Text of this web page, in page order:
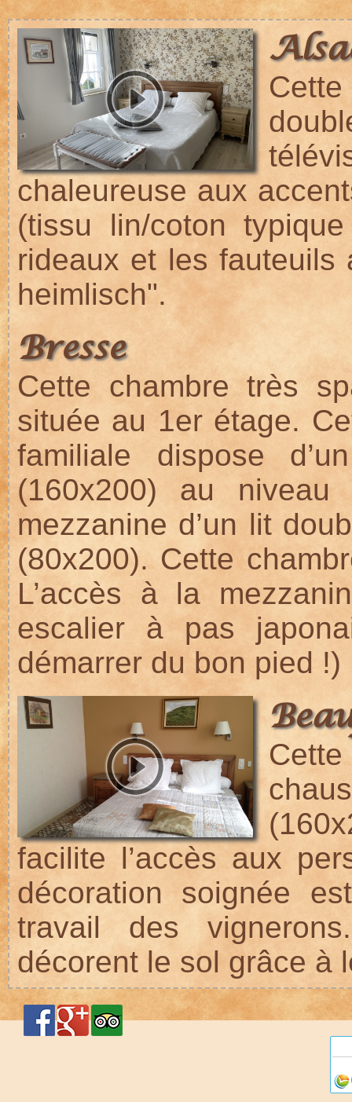
chaleureuse aux
(tissu lin/coton
rideaux et les fauteuils
heimlisch".
Bresse
Cette chambre très
située au 1er étage.
familiale dispose
(160x200) au
mezzanine d’un lit
(80x200). Cette
L’accès à la
escalier à pas
démarrer du bon pied !)
facilite l’accès aux
décoration soignée
travail des
décorent le sol grâce à